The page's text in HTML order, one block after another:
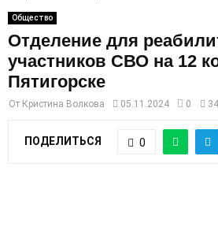
M
A
R
Y
Общество
Отделение для
участников СВО на 12
Пятигорске
От Кристина Волкова 05.11.2024 0
ПОДЕЛИТЬСЯ 0